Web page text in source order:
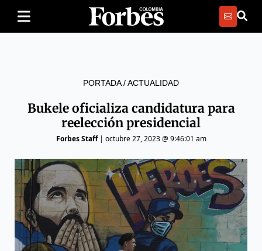
PORTADA/ACTUALIDAD
Bukele oficializa candidatura para
reelección presidencial
Forbes Staff| octubre 27, 2023 @ 9:46:01 am